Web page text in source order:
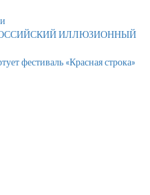
ИЛЛЮЗИОННЫЙ
фестиваль «Красная строка»